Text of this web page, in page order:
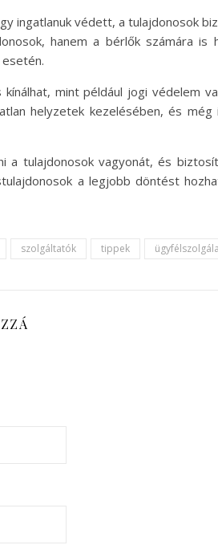
ingatlanuk védett, a tulajdonosok
hanem a bérlők számára is
mint például jogi védelem
helyzetek kezelésében, és még
tulajdonosok vagyonát, és
a legjobb döntést
szolgáltatók tippek